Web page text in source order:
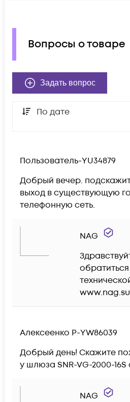
Вопросы о товаре
Задать вопрос
По дате
Пользователь-YU34879
Добрый вечер.
выход в существующую
телефонную сеть.
NAG
Алексеенко Р-YW86039
Добрый день! Скажите
у шлюза SNR-VG-2000-
NAG